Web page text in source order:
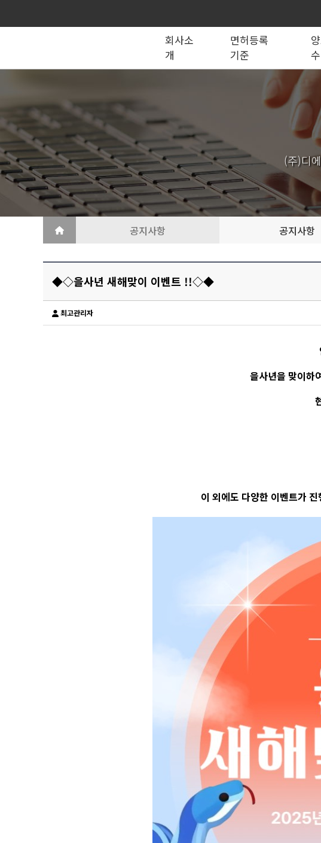
회사소
개
면허등록
기준
수
종합건설업
건축공사업
토목공사업
토목건축공사업
산업ㆍ환경설비공사업
조경공사업
전문건설업
지반조성·포장공사업
실
도장·습식·방수·석공사업
조경
철근·콘크리트공사업
구
상·하수도설비공사업
철도
철강구조물공사업
승강기·삭도공사업
시설
기계설비·가스공사업
가
금속·창호·지붕
법인의 종류 실태조
건설법 법령서식 국가계약법령관계서식실
(주)디
공지사항 공지사항
◆◇을사년 새해맞이 이벤트 !!◇◆
최고관리자
을사년을 맞이하
이 외에도 다양한 이벤트가